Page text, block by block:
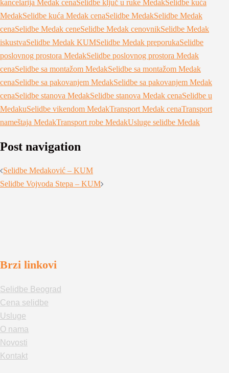
kancelarija Medak cenaSelidbe ključ u ruke MedakSelidbe kuća
MedakSelidbe kuća Medak cenaSelidbe MedakSelidbe Medak
cenaSelidbe Medak ceneSelidbe Medak cenovnikSelidbe Medak
iskustvaSelidbe Medak KUMSelidbe Medak preporukaSelidbe
poslovnog prostora MedakSelidbe poslovnog prostora Medak
cenaSelidbe sa montažom MedakSelidbe sa montažom Medak
cenaSelidbe sa pakovanjem MedakSelidbe sa pakovanjem Medak
cenaSelidbe stanova MedakSelidbe stanova Medak cenaSelidbe u
MedakuSelidbe vikendom MedakTransport Medak cenaTransport
nameštaja MedakTransport robe MedakUsluge selidbe Medak
Post navigation
Selidbe Medaković – KUM
Selidbe Vojvoda Stepa – KUM
Brzi linkovi
Selidbe Beograd
Cena selidbe
Usluge
O nama
Novosti
Kontakt